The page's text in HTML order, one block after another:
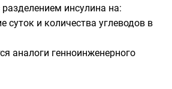
инсулина на:
и количества углеводов в
аналоги генноинженерного